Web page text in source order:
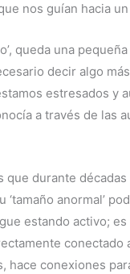
nos guían hacia
queda una
decir algo
estresados y
a través de las
durante
anormal’
estando activo;
conectado
hace conexiones